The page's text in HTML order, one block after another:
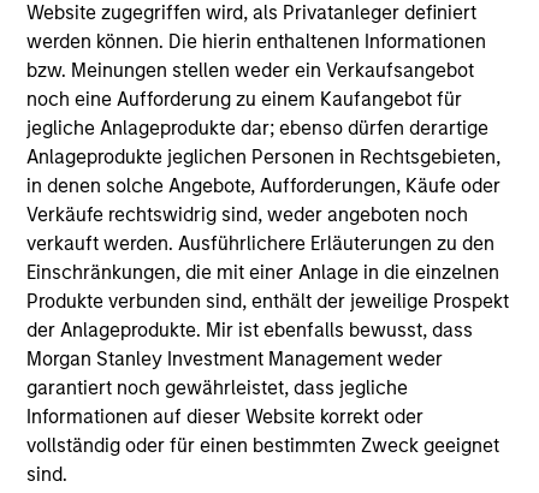
Website zugegriffen wird, als Privatanleger definiert
werden können. Die hierin enthaltenen Informationen
bzw. Meinungen stellen weder ein Verkaufsangebot
noch eine Aufforderung zu einem Kaufangebot für
jegliche Anlageprodukte dar; ebenso dürfen derartige
Anlageprodukte jeglichen Personen in Rechtsgebieten,
in denen solche Angebote, Aufforderungen, Käufe oder
Verkäufe rechtswidrig sind, weder angeboten noch
verkauft werden. Ausführlichere Erläuterungen zu den
Einschränkungen, die mit einer Anlage in die einzelnen
Produkte verbunden sind, enthält der jeweilige Prospekt
der Anlageprodukte. Mir ist ebenfalls bewusst, dass
Morgan Stanley Investment Management weder
garantiert noch gewährleistet, dass jegliche
Informationen auf dieser Website korrekt oder
vollständig oder für einen bestimmten Zweck geeignet
sind.
ARTICLE
2024 Stewardship Trends
As the 2024 proxy season kicks off, the
Morgan Stanley Investment Management
Global Stewardship Team highlights three key
themes: Natural Capital and Biodiversity,
Workers’ Rights, and Artificial Intelligence (AI)
that we believe will be high on the agenda for
investors.